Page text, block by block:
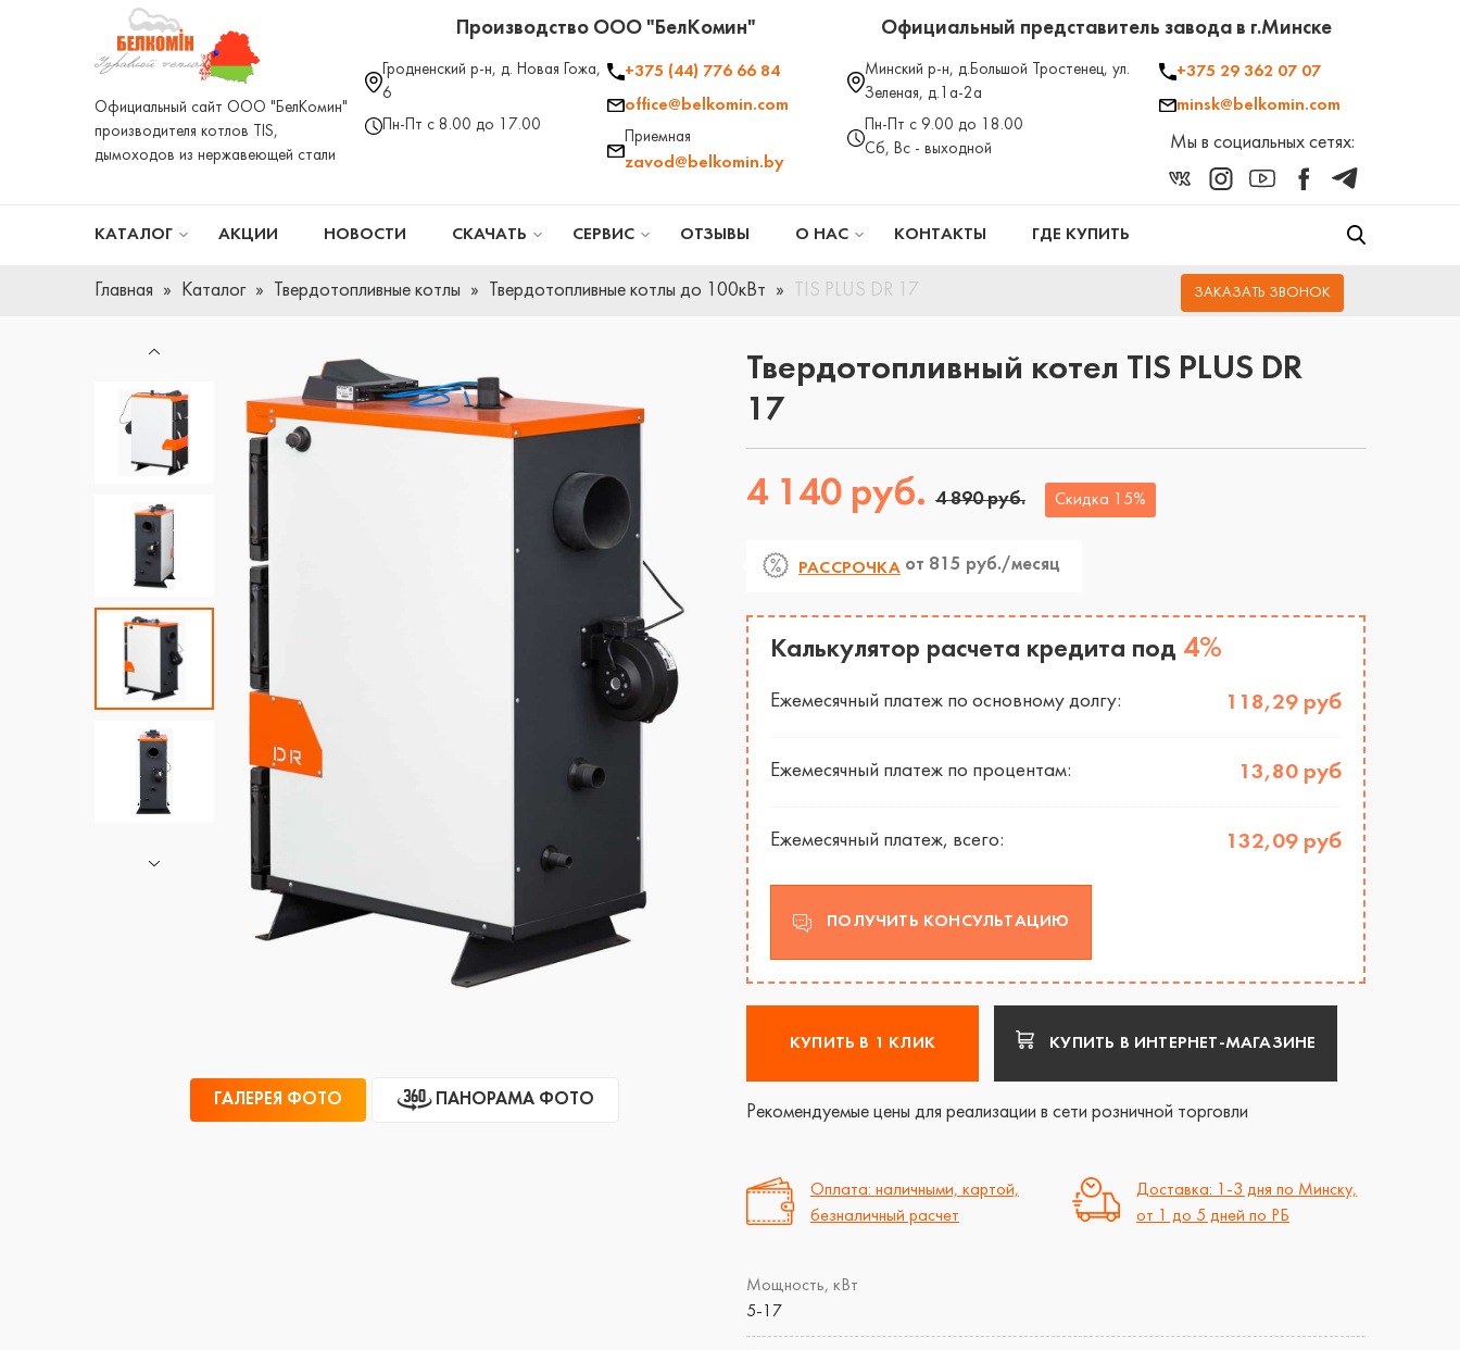
Официальный сайт ООО "БелКомин"
производителя котлов TIS,
дымоходов из нержавеющей стали
Производство ООО "БелКомин"
Гродненский р-н, д. Новая Гожа,
6
Пн-Пт с 8.00 до 17.00
+375 (44) 776 66 84
office@belkomin.com
Приемная
zavod@belkomin.by
Официальный представитель завода в г.Минске
Минский р-н, д.Большой Тростенец, ул.
Зеленая, д.1а-2а
Пн-Пт с 9.00 до 18.00
Сб, Вс - выходной
+375 29 362 07 07
minsk@belkomin.com
Мы в социальных сетях:
КАТАЛОГ АКЦИИ НОВОСТИ СКАЧАТЬ СЕРВИС ОТЗЫВЫ О НАС КОНТАКТЫ ГДЕ КУПИТЬ
ЗАКАЗАТЬ ЗВОНОК
Главная Каталог Твердотопливные котлы Твердотопливные котлы до 100кВт TIS PLUS DR 17
ГАЛЕРЕЯ ФОТО ПАНОРАМА ФОТО
Твердотопливный котел TIS PLUS DR
17
4 140 руб. 4 890 руб. Скидка 15%
РАССРОЧКА от 815 руб./месяц
Калькулятор расчета кредита под 4%
Ежемесячный платеж по основному долгу: 118,29 руб
Ежемесячный платеж по процентам: 13,80 руб
Ежемесячный платеж, всего: 132,09 руб
ПОЛУЧИТЬ КОНСУЛЬТАЦИЮ
КУПИТЬ В 1 КЛИК КУПИТЬ В ИНТЕРНЕТ-МАГАЗИНЕ
Рекомендуемые цены для реализации в сети розничной торговли
Оплата: наличными, картой,
безналичный расчет
Доставка: 1-3 дня по Минску,
от 1 до 5 дней по РБ
Мощность, кВт
5-17
ЗАКАЗАТЬ ЗВОНОК
Продолжая, вы соглашаетесь с политикой конфиденциальности